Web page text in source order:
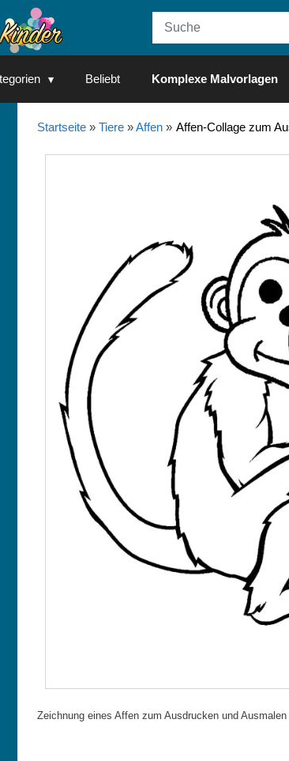
Beliebt Komplexe Malvorlagen
Startseite» Tiere»Affen» Affen-Collage zum
Zeichnung eines Affen zum Ausdrucken und Ausmalen